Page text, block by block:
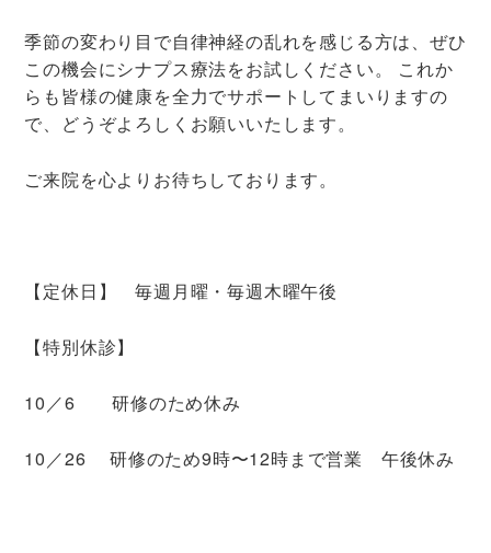
季節の変わり目で自律神経の乱れを感じる方は、ぜひ
この機会にシナプス療法をお試しください。 これか
らも皆様の健康を全力でサポートしてまいりますの
で、どうぞよろしくお願いいたします。
ご来院を心よりお待ちしております。
【定休日】 毎週月曜・毎週木曜午後
【特別休診】
10／6 研修のため休み
10／26 研修のため9時〜12時まで営業 午後休み